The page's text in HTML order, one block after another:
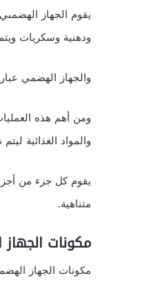
يقوم الجهاز
ودهنية وسكريات
والجهاز الهضمي
ومن أهم هذه
والمواد الغذائية
يقوم كل جزء من
متناهية.
مكونات
مكونات الجهاز